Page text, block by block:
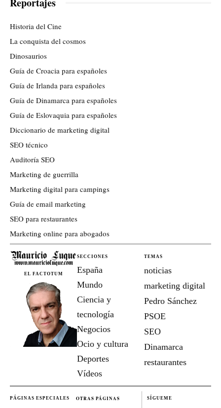
Historia del Cine
La conquista del cosmos
Dinosaurios
Guía de Croacia para españoles
Guía de Irlanda para españoles
Guía de Dinamarca para españoles
Guía de Eslovaquia para españoles
Diccionario de marketing digital
SEO técnico
Auditoría SEO
Marketing de guerrilla
Marketing digital para campings
Guía de email marketing
SEO para restaurantes
Marketing online para abogados
EL FACTOTUM
SECCIONES
España
Mundo
Ciencia y
tecnología
Negocios
Ocio y cultura
Deportes
Vídeos
TEMAS
noticias
marketing digital
Pedro Sánchez
PSOE
SEO
Dinamarca
restaurantes
PÁGINAS ESPECIALES OTRAS PÁGINAS SÍGUEME